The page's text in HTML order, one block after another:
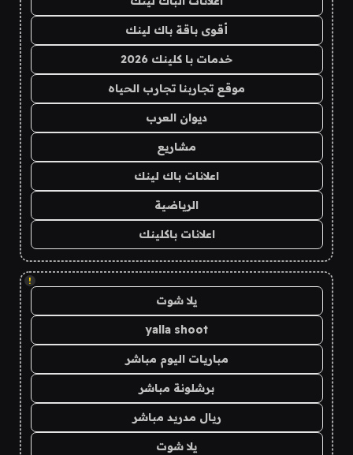
أقوى باقة باك لينك
خدمات با كلينك 2026
موقع تجاربنا تجارب الحياه
ديوان العرب
مشاريع
اعلانات باك لينك
الرياضية
اعلانات باكلينك
!
يلا شوت
yalla shoot
مباريات اليوم مباشر
برشلونة مباشر
ريال مدريد مباشر
يلا شوت